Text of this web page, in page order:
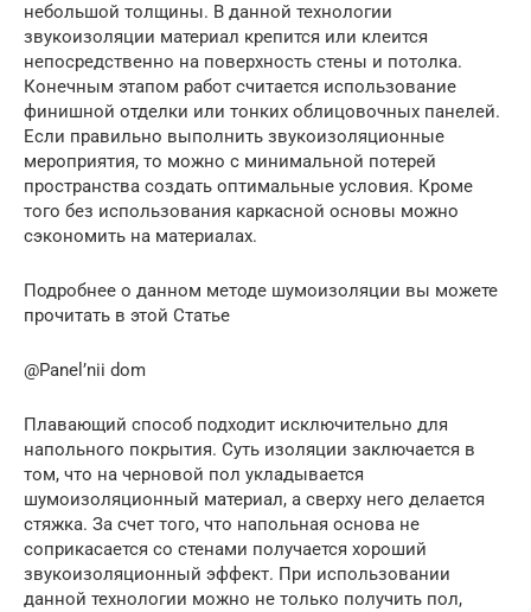
небольшой толщины. В данной технологии
звукоизоляции материал крепится или клеится
непосредственно на поверхность стены и потолка.
Конечным этапом работ считается использование
финишной отделки или тонких облицовочных панелей.
Если правильно выполнить звукоизоляционные
мероприятия, то можно с минимальной потерей
пространства создать оптимальные условия. Кроме
того без использования каркасной основы можно
сэкономить на материалах.
Подробнее о данном методе шумоизоляции вы можете
прочитать в этой Статье
@Panel’nii dom
Плавающий способ подходит исключительно для
напольного покрытия. Суть изоляции заключается в
том, что на черновой пол укладывается
шумоизоляционный материал, а сверху него делается
стяжка. За счет того, что напольная основа не
соприкасается со стенами получается хороший
звукоизоляционный эффект. При использовании
данной технологии можно не только получить пол,